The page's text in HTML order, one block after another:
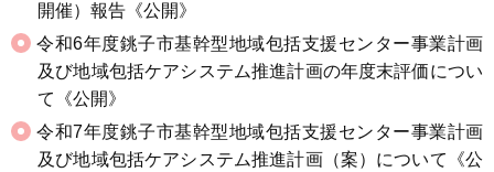
開催）報告《公開》
令和6年度銚子市基幹型地域包括支援センター事業計画
及び地域包括ケアシステム推進計画の年度末評価につい
て《公開》
令和7年度銚子市基幹型地域包括支援センター事業計画
及び地域包括ケアシステム推進計画（案）について《公